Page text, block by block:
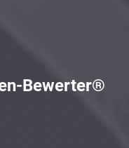
Bewerter®